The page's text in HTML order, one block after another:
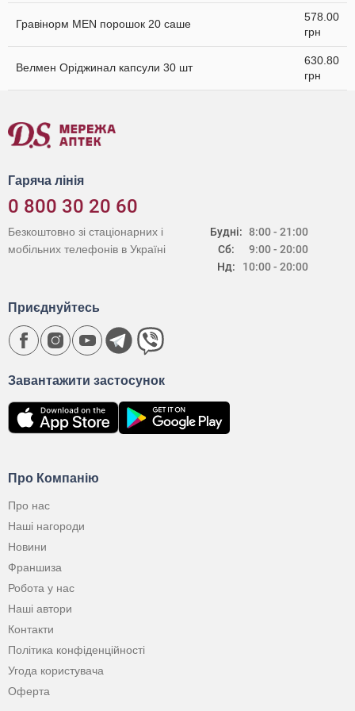
Гравінорм MEN порошок 20 саше
578.00
грн
Велмен Оріджинал капсули 30 шт
630.80
грн
Гаряча лінія
0 800 30 20 60
Будні:
Сб:
Нд:
8:00 - 21:00
9:00 - 20:00
10:00 - 20:00
Безкоштовно зі стаціонарних і
мобільних телефонів в Україні
Про Компанію
Про нас
Наші нагороди
Новини
Франшиза
Робота у нас
Наші автори
Контакти
Політика конфіденційності
Угода користувача
Оферта
Завантажити застосунок
Приєднуйтесь